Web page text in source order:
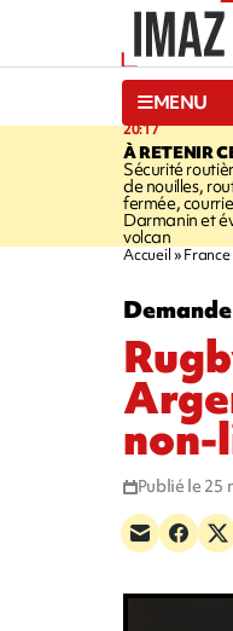
MENU
20:17
À RETENIR
Sécurité
de nouilles,
fermée,
Darmanin et
volcan
Accueil
non-
Publié le 25